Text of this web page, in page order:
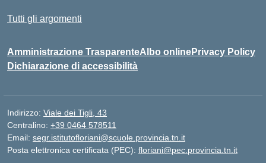
Tutti gli argomenti
Amministrazione TrasparenteAlbo onlinePrivacy Policy
Dichiarazione di accessibilità
Indirizzo: Viale dei Tigli, 43
Centralino: +39 0464 578511
Email: segr.istitutofloriani@scuole.provincia.tn.it
Posta elettronica certificata (PEC): floriani@pec.provincia.tn.it